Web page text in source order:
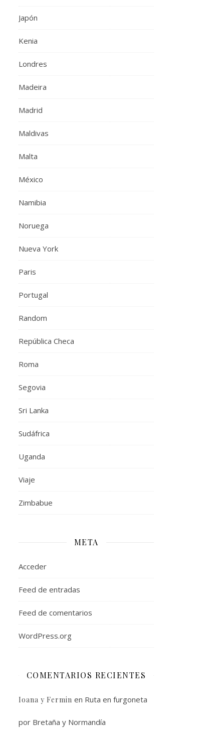
Japón
Kenia
Londres
Madeira
Madrid
Maldivas
Malta
México
Namibia
Noruega
Nueva York
Paris
Portugal
Random
República Checa
Roma
Segovia
Sri Lanka
Sudáfrica
Uganda
Viaje
Zimbabue
META
Acceder
Feed de entradas
Feed de comentarios
WordPress.org
COMENTARIOS RECIENTES
Ioana y Fermin en Ruta en furgoneta
por Bretaña y Normandía